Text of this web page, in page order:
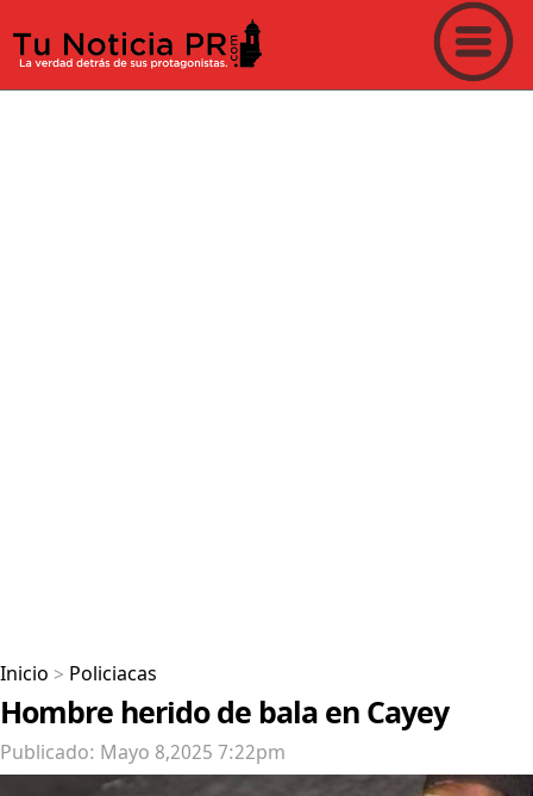
Inicio > Policiacas
Hombre herido de bala en Cayey
Publicado: Mayo 8,2025 7:22pm